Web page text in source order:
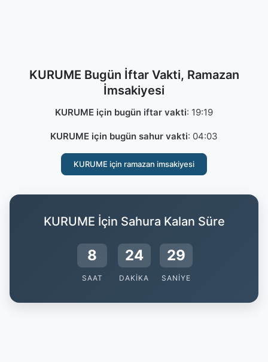
KURUME Bugün İftar Vakti, Ramazan
İmsakiyesi
KURUME için bugün iftar vakti: 19:19
KURUME için bugün sahur vakti: 04:03
KURUME için ramazan imsakiyesi
KURUME İçin Sahura Kalan Süre
8
SAAT
24
DAKIKA
28
SANIYE